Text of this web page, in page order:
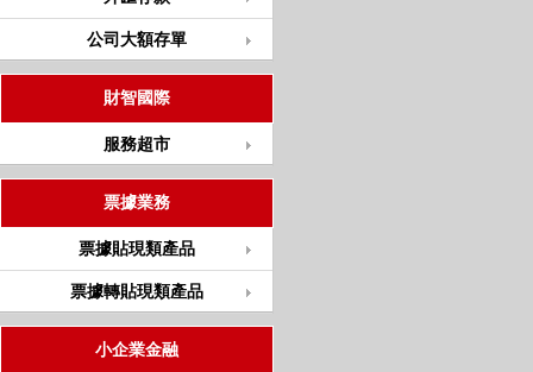
公司大額存單
財智國際
服務超市
票據業務
票據貼現類產品
票據轉貼現類產品
小企業金融